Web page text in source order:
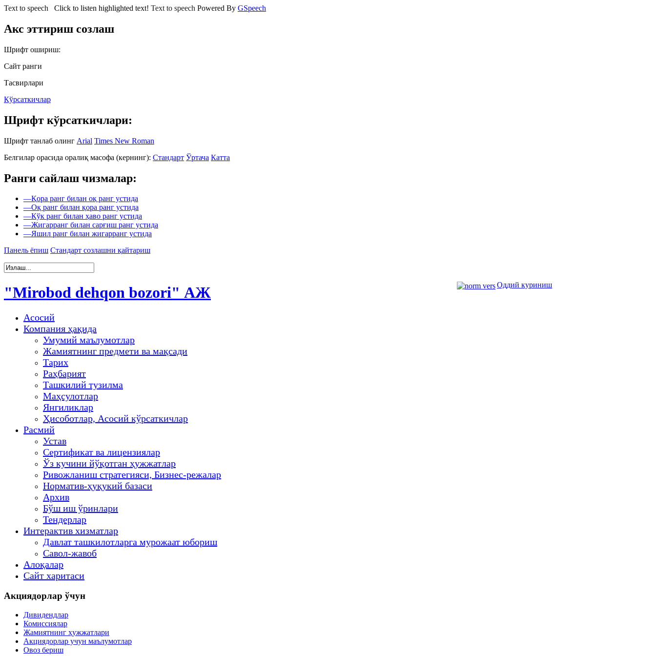
Text to speech Click to listen highlighted text! Text to speech Powered By GSpeech
Акс эттириш созлаш
Шрифт ошириш:
Сайт ранги
Тасвирлари
Кўрсаткичлар
Шрифт кўрсаткичлари:
Шрифт танлаб олинг Arial Times New Roman
Белгилар орасида оралиқ масофа (кернинг): Стандарт Ўртача Катта
Ранги сайлаш чизмалар:
—Қора ранг билан оқ ранг устида
—Оқ ранг билан қора ранг устида
—Кўк ранг билан ҳаво ранг устида
—Жигарранг билан сарғиш ранг устида
—Яшил ранг билан жигарранг устида
Панель ёпиш Стандарт созлашни қайтариш
Оддий куриниш
"Mirobod dehqon bozori" АЖ
Асосий
Компания ҳақида
Умумий маълумотлар
Жамиятнинг предмети ва мақсади
Тарих
Раҳбарият
Ташкилий тузилма
Маҳсулотлар
Янгиликлар
Ҳисоботлар, Асосий кўрсаткичлар
Расмий
Устав
Сертификат ва лицензиялар
Ўз кучини йўқотган ҳужжатлар
Ривожланиш стратегияси, Бизнес-режалар
Норматив-ҳуқукий базаси
Архив
Бўш иш ўринлари
Тендерлар
Интерактив хизматлар
Давлат ташкилотларга мурожаат юбориш
Савол-жавоб
Алоқалар
Сайт харитаси
Акциядорлар ўчун
Дивидендлар
Комиссиялар
Жамиятнинг ҳужжатлари
Акциядорлар учун маълумотлар
Овоз бериш